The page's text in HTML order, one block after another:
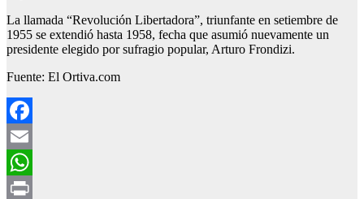
La llamada “Revolución Libertadora”, triunfante en setiembre de
1955 se extendió hasta 1958, fecha que asumió nuevamente un
presidente elegido por sufragio popular, Arturo Frondizi.
Fuente: El Ortiva.com
Facebook
Email
WhatsApp